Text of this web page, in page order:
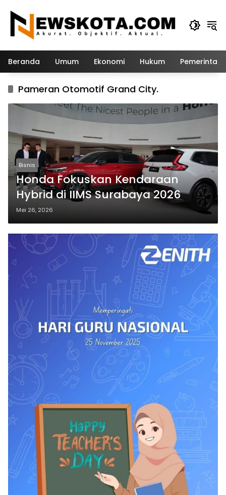
konten
Beranda Umum Ekonomi Hukum
Pameran Otomotif Grand City.
Bisnis
Honda Fokuskan Kendaraan
Hybrid di IIMS Surabaya 2026
Mei 26, 2026